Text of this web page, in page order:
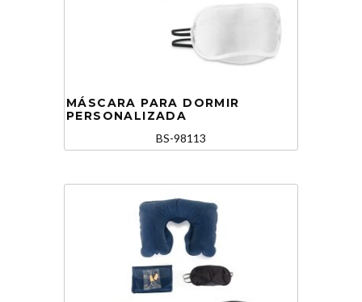
MÁSCARA PARA DORMIR
PERSONALIZADA
BS-98113